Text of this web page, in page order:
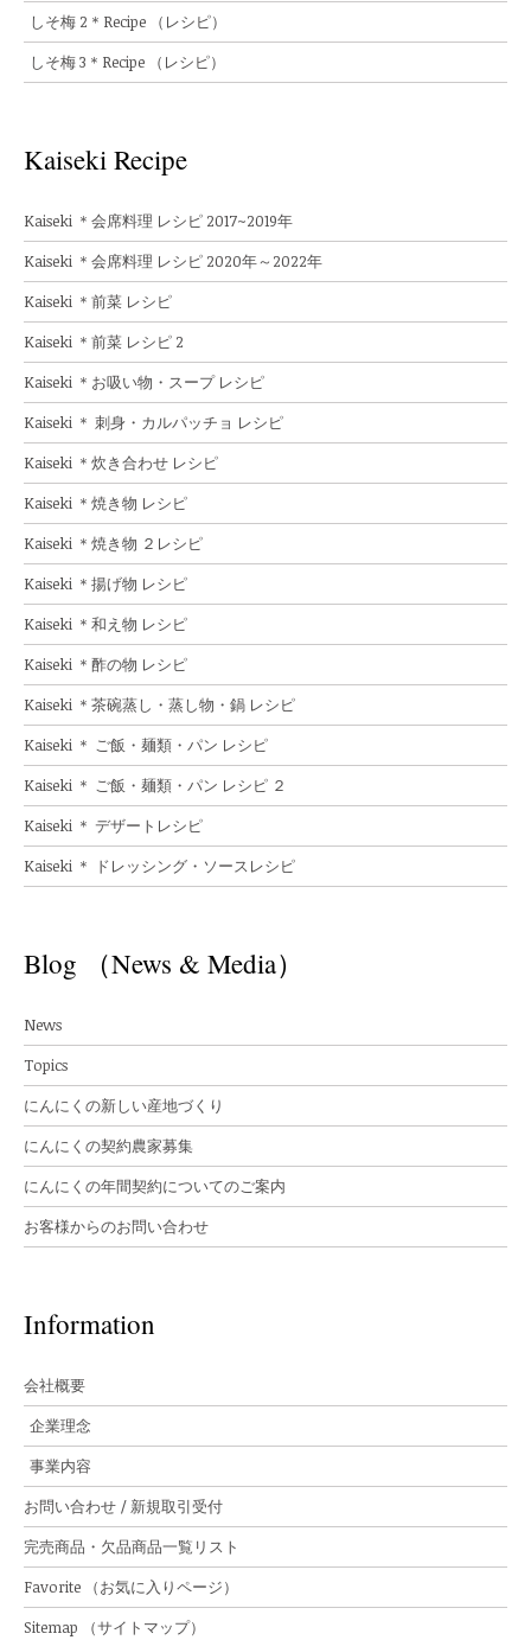
しそ梅 2＊Recipe （レシピ）
しそ梅 3＊Recipe （レシピ）
Kaiseki Recipe
Kaiseki ＊会席料理 レシピ 2017~2019年
Kaiseki ＊会席料理 レシピ 2020年～2022年
Kaiseki ＊前菜 レシピ
Kaiseki ＊前菜 レシピ 2
Kaiseki ＊お吸い物・スープ レシピ
Kaiseki ＊ 刺身・カルパッチョ レシピ
Kaiseki ＊炊き合わせ レシピ
Kaiseki ＊焼き物 レシピ
Kaiseki ＊焼き物 ２レシピ
Kaiseki ＊揚げ物 レシピ
Kaiseki ＊和え物 レシピ
Kaiseki ＊酢の物 レシピ
Kaiseki ＊茶碗蒸し・蒸し物・鍋 レシピ
Kaiseki ＊ ご飯・麺類・パン レシピ
Kaiseki ＊ ご飯・麺類・パン レシピ ２
Kaiseki ＊ デザートレシピ
Kaiseki ＊ ドレッシング・ソースレシピ
Blog （News & Media）
News
Topics
にんにくの新しい産地づくり
にんにくの契約農家募集
にんにくの年間契約についてのご案内
お客様からのお問い合わせ
Information
会社概要
企業理念
事業内容
お問い合わせ / 新規取引受付
完売商品・欠品商品一覧リスト
Favorite （お気に入りページ）
Sitemap （サイトマップ）